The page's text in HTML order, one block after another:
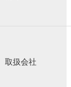
取扱会社